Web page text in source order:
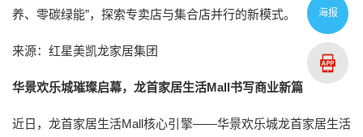
养、零碳绿能”，探索专卖店与集合店并行的新模式。
来源：红星美凯龙家居集团
华景欢乐城璀璨启幕，龙首家居生活Mall书写商业新篇
近日，龙首家居生活Mall核心引擎——华景欢乐城龙首家居生活
海报